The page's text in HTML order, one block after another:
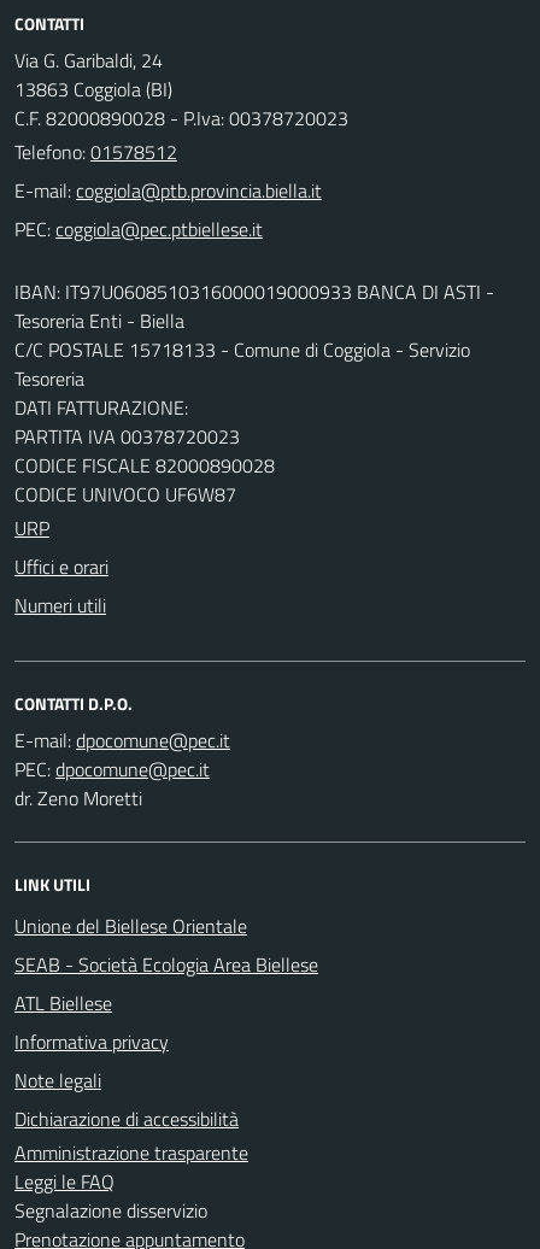
CONTATTI
Via G. Garibaldi, 24
13863 Coggiola (BI)
C.F. 82000890028 - P.Iva: 00378720023
Telefono:01578512
E-mail:
PEC:
IBAN: IT97U0608510316000019000933 BANCA DI ASTI -
Tesoreria Enti - Biella
C/C POSTALE 15718133 - Comune di Coggiola - Servizio
Tesoreria
DATI FATTURAZIONE:
PARTITA IVA 00378720023
CODICE FISCALE 82000890028
CODICE UNIVOCO UF6W87
URP
Uffici e orari
Numeri utili
CONTATTI D.P.O.
E-mail:
PEC:
dr. Zeno Moretti
LINK UTILI
Unione del Biellese Orientale
SEAB - Società Ecologia Area Biellese
ATL Biellese
Informativa privacy
Note legali
Dichiarazione di accessibilità
Amministrazione trasparente
Leggi le FAQ
Segnalazione disservizio
Prenotazione appuntamento